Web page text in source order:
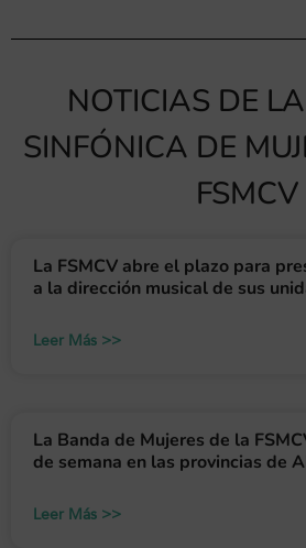
NOTICIAS DE
SINFÓNICA DE
FSMCV
La FSMCV abre el plazo para
a la dirección musical de sus
Leer Más >>
La Banda de Mujeres de la
de semana en las provincias de
Leer Más >>